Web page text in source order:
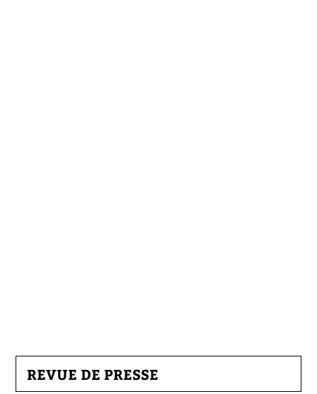
REVUE DE PRESSE